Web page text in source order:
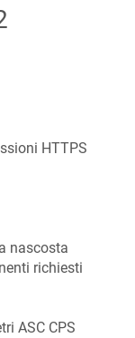
HTTPS
nascosta
richiesti
ASC CPS